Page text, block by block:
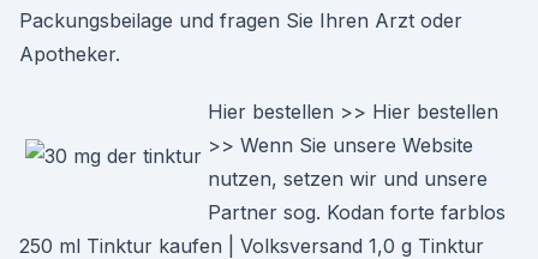
Packungsbeilage und fragen Sie Ihren Arzt oder
Apotheker.
Hier bestellen >> Hier bestellen
>> Wenn Sie unsere Website
nutzen, setzen wir und unsere
Partner sog. Kodan forte farblos
250 ml Tinktur kaufen | Volksversand 1,0 g Tinktur